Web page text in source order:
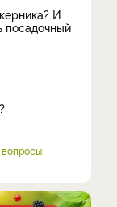
И
посадочный